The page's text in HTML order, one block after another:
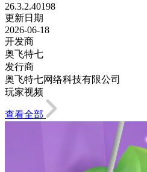
26.3.2.40198
更新日期
2026-06-18
开发商
奥飞特七
发行商
奥飞特七网络科技有限公司
玩家视频
查看全部